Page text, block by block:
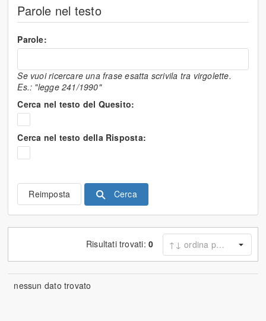
Parole nel testo
Parole:
Se vuoi ricercare una frase esatta scrivila tra virgolette.
Es.: "legge 241/1990"
Cerca nel testo del Quesito:
Cerca nel testo della Risposta:
Reimposta Cerca
Risultati trovati: 0
nessun dato trovato